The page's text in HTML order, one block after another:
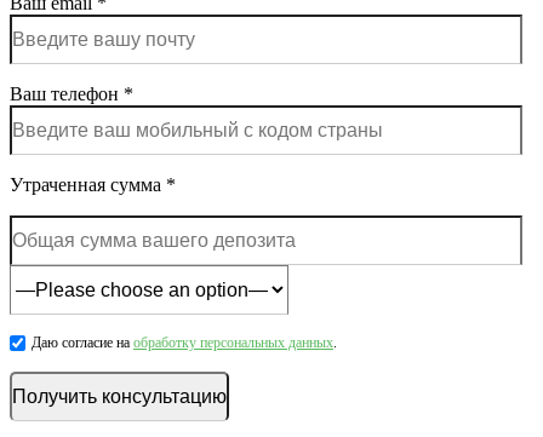
Ваш телефон *
Утраченная сумма *
Даю согласие на обработку персональных данных.